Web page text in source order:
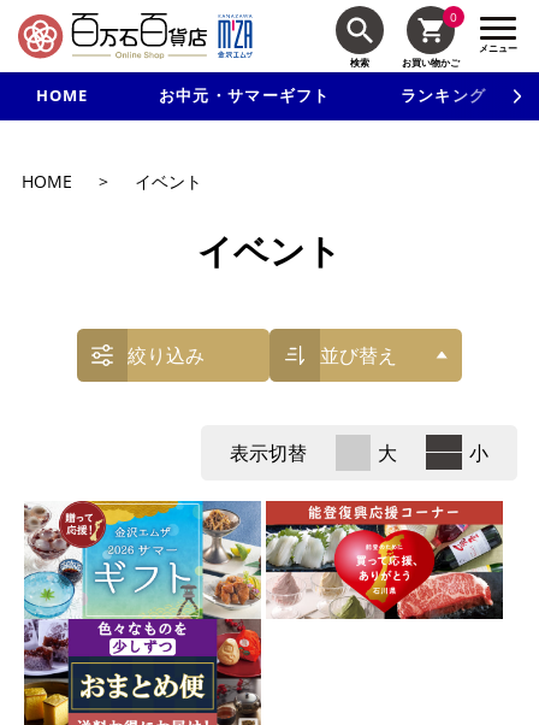
検索
0
お買い物かご
メニュー
HOME お中元・サマーギフト ランキング
新規入会で3千円以上で使える500円クーポンを進呈！
HOME > イベント
イベント
絞り込み 並び替え
表示切替 大 小